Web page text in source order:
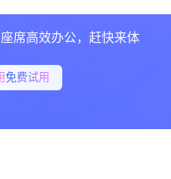
席高效办公，赶快来体
免费试用